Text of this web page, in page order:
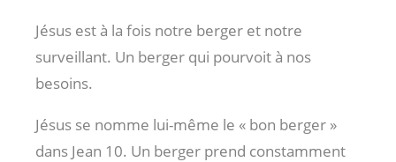
Jésus est à la fois notre berger et notre
surveillant. Un berger qui pourvoit à nos
besoins.
Jésus se nomme lui-même le « bon berger »
dans Jean 10. Un berger prend constamment